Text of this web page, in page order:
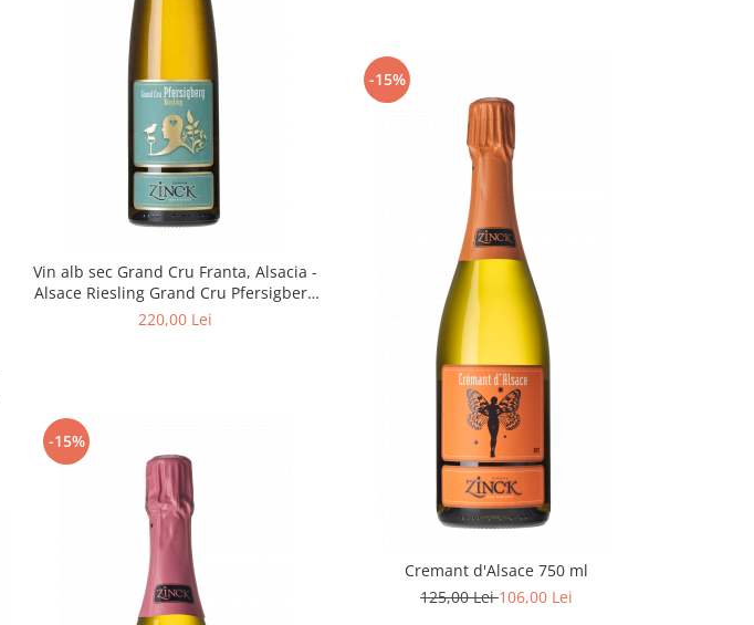
Vin alb sec Grand Cru Franta, Alsacia -
Alsace Riesling Grand Cru Pfersigberg
2017 750 ml Philippe Zinck - Domaine
220,00 Lei
-15%
Cremant d'Alsace 750 ml
125,00 Lei106,00 Lei
-15%